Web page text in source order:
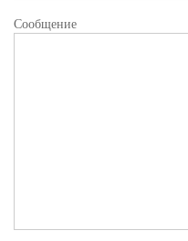
Сообщение